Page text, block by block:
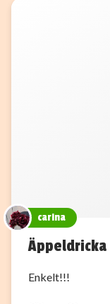
carina
Äppeldricka
Enkelt!!!